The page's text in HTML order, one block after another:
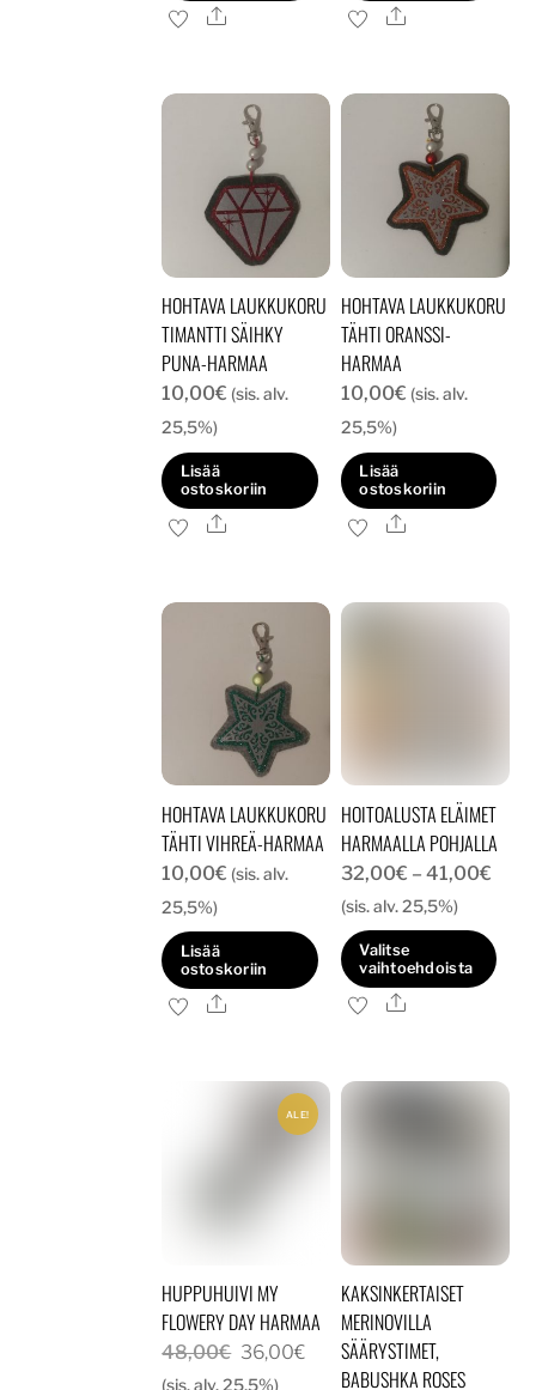
Ale Ale
HOHTAVA LAUKKUKORU
TIMANTTI SÄIHKY
PUNA-HARMAA
10,00€ (sis. alv.
25,5%)
Lisää
ostoskoriin
Ale
HOHTAVA LAUKKUKORU
TÄHTI ORANSSI-
HARMAA
10,00€ (sis. alv.
25,5%)
Lisää
ostoskoriin
Ale
HOHTAVA LAUKKUKORU
TÄHTI VIHREÄ-HARMAA
10,00€ (sis. alv.
25,5%)
Lisää
ostoskoriin
Ale
HOITOALUSTA ELÄIMET
HARMAALLA POHJALLA
32,00€ – 41,00€
-
(sis. alv. 25,5%)
Valitse
vaihtoehdoista
Tällä
useampi
tuotteen
sivulla.
Ale
ALE!
HUPPUHUIVI MY
FLOWERY DAY HARMAA
48,00€ Alkuperäinen
hinta
36,00€Nykyinen
hinta
(sis. alv. 25,5%)
KAKSINKERTAISET
MERINOVILLA
SÄÄRYSTIMET,
BABUSHKA ROSES